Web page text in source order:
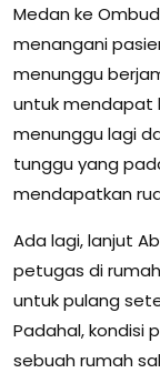
Medan ke
menangani
menunggu
untuk mendapat
menunggu lagi
tunggu yang
mendapatkan
Ada lagi, lanjut
petugas di
untuk pulang
Padahal, kondisi
sebuah rumah